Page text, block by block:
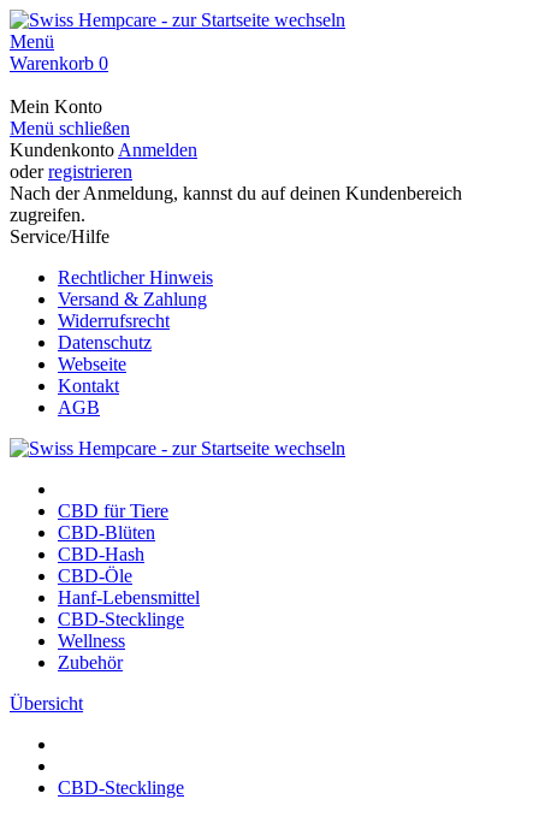
Menü
Warenkorb 0
Mein Konto
Menü schließen
Kundenkonto Anmelden
oderregistrieren
Nach der Anmeldung, kannst du auf deinen Kundenbereich
zugreifen.
Service/Hilfe
Rechtlicher Hinweis
Versand & Zahlung
Widerrufsrecht
Datenschutz
Webseite
Kontakt
AGB
CBD für Tiere
CBD-Blüten
CBD-Hash
CBD-Öle
Hanf-Lebensmittel
CBD-Stecklinge
Wellness
Zubehör
Übersicht
CBD-Stecklinge